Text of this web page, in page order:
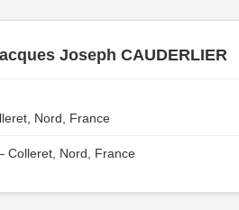
Joseph CAUDERLIER
Nord, France
Colleret, Nord, France